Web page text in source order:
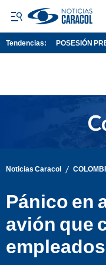
Tendencias: POSESIÓN
Noticias Caracol /
Pánico en
avión que
empleados